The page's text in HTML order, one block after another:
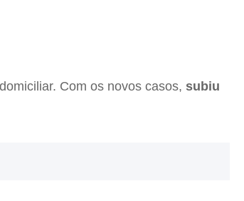
Com os novos casos, subiu